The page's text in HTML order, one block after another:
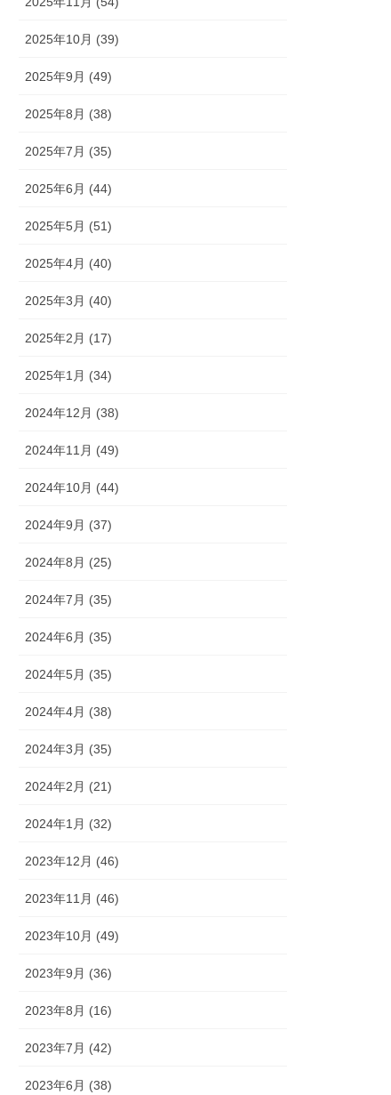
2025年10月 (39)
2025年9月 (49)
2025年8月 (38)
2025年7月 (35)
2025年6月 (44)
2025年5月 (51)
2025年4月 (40)
2025年3月 (40)
2025年2月 (17)
2025年1月 (34)
2024年12月 (38)
2024年11月 (49)
2024年10月 (44)
2024年9月 (37)
2024年8月 (25)
2024年7月 (35)
2024年6月 (35)
2024年5月 (35)
2024年4月 (38)
2024年3月 (35)
2024年2月 (21)
2024年1月 (32)
2023年12月 (46)
2023年11月 (46)
2023年10月 (49)
2023年9月 (36)
2023年8月 (16)
2023年7月 (42)
2023年6月 (38)